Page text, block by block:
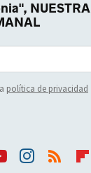
NUESTRA
política de privacidad